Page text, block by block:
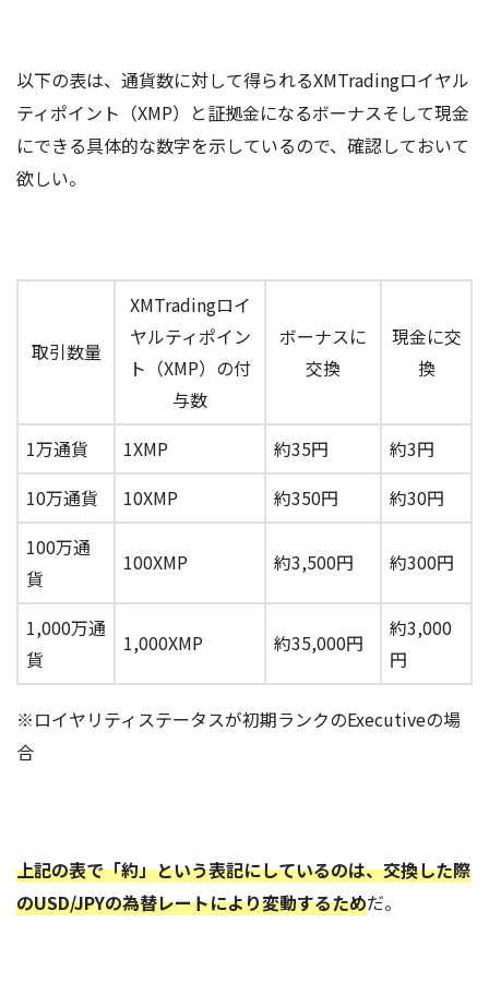
以下の表は、通貨数に対して得られるXMTradingロイヤル
ティポイント（XMP）と証拠金になるボーナスそして現金
にできる具体的な数字を示しているので、確認しておいて
欲しい。
取引数量
XMTradingロイ
ヤルティポイン
ト（XMP）の付
与数
ボーナスに
交換
現金に交
換
1万通貨 1XMP 約35円
約3円
10万通貨
10XMP 約350円
約30円
100万通
貨
100XMP 約3,500円 約300円
1,000万通
貨
1,000XMP 約35,000円
約3,000
円
※ロイヤリティステータスが初期ランクのExecutiveの場
合
上記の表で「約」という表記にしているのは、交換した際
のUSD/JPYの為替レートにより変動するためだ。